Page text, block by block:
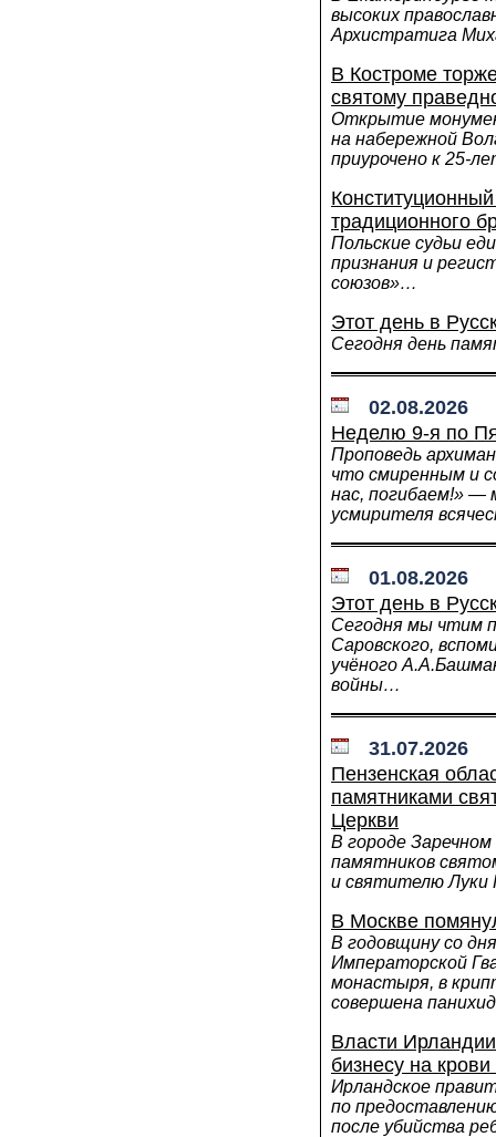
высоких
Архистратига
В Костроме
святому
Открытие
на набережной
приурочено к 25-
традиционного
Польские судьи
признания и
союзов»…
Этот день в
Сегодня день
02.08.2026
Неделю 9-я по
Проповедь
что смиренным и
нас, погибаем!» —
усмирителя
01.08.2026
Этот день в
Сегодня мы чтим
Саровского,
учёного
войны…
31.07.2026
Пензенская
памятниками
Церкви
В городе
памятников
и святителю
В Москве
В годовщину со
Императорской
монастыря, в
совершена
Власти
бизнесу на
Ирландское
по
после убийства